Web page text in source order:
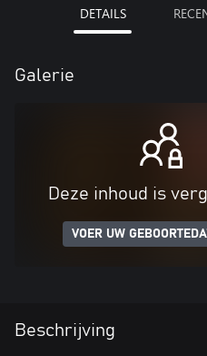
DETAILS
Galerie
Deze inhoud is
VOER UW
Beschrijving